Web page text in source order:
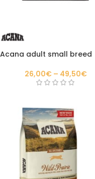
Acana adult small breed
26,00€ – 49,50€